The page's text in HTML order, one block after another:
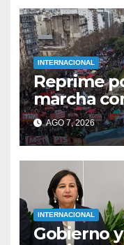
INTERNACIONAL
Reprime
marcha
tierras a
AGO 7, 2026
INTERNACIONAL
Gobierno